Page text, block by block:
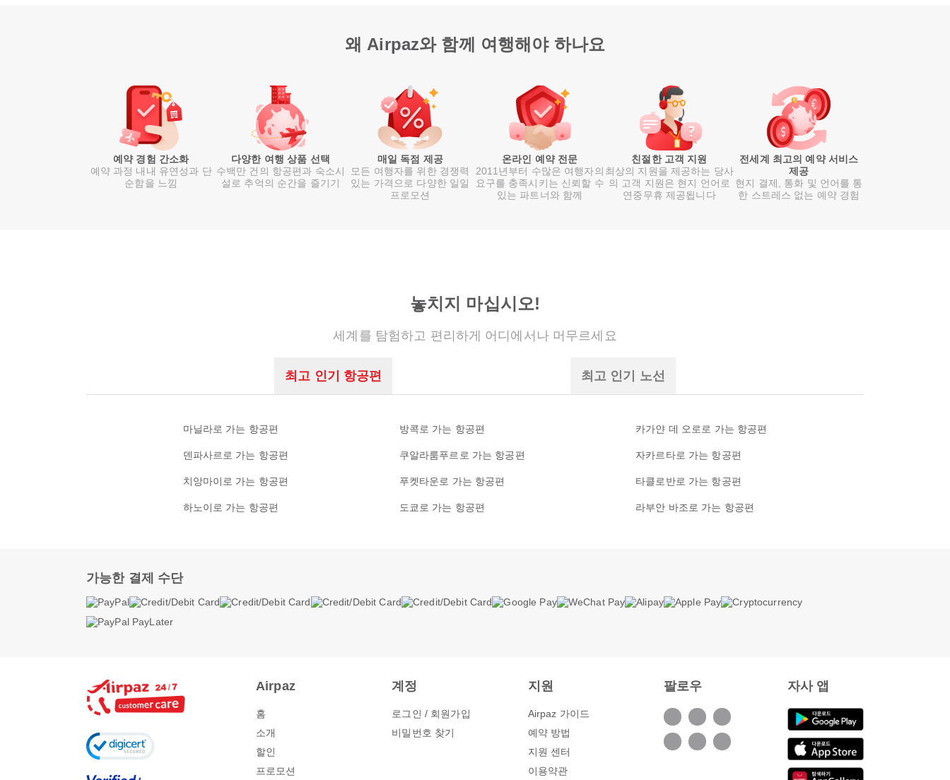
왜 Airpaz와 함께 여행해야 하나요
예약 경험 간소화
예약 과정 내내 유연성과 단
순함을 느낌
다양한 여행 상품 선택
수백만 건의 항공편과 숙소시
설로 추억의 순간을 즐기기
매일 독점 제공
모든 여행자를 위한 경쟁력
있는 가격으로 다양한 일일
프로모션
온라인 예약 전문
2011년부터 수많은 여행자의
요구를 충족시키는 신뢰할 수
있는 파트너와 함께
친절한 고객 지원
최상의 지원을 제공하는 당사
의 고객 지원은 현지 언어로
연중무휴 제공됩니다
전세계 최고의 예약 서비스
제공
현지 결제, 통화 및 언어를 통
한 스트레스 없는 예약 경험
놓치지 마십시오!
세계를 탐험하고 편리하게 어디에서나 머무르세요
최고 인기 항공편 최고 인기 노선
마닐라로 가는 항공편 방콕로 가는 항공편 카가얀 데 오로로 가는 항공편
덴파사르로 가는 항공편 쿠알라룸푸르로 가는 항공편 자카르타로 가는 항공편
치앙마이로 가는 항공편 푸켓타운로 가는 항공편 타클로반로 가는 항공편
하노이로 가는 항공편 도쿄로 가는 항공편 라부안 바조로 가는 항공편
가능한 결제 수단
Airpaz
홈
소개
할인
프로모션
계정
로그인 / 회원가입
비밀번호 찾기
지원
Airpaz 가이드
예약 방법
지원 센터
이용약관
팔로우 자사 앱